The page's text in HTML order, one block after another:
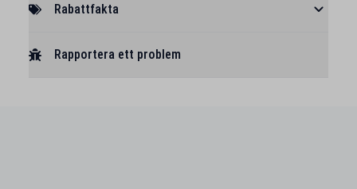
Rabattfakta
Rapportera ett problem